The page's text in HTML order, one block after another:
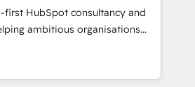
Elite Solutions
clientes
Unión, Yves Rocher,
Bella Piel, confiaron en
first HubSpot consultancy and
ambitious organisations
UK, Netherlands, Ireland, and
thousands of successful